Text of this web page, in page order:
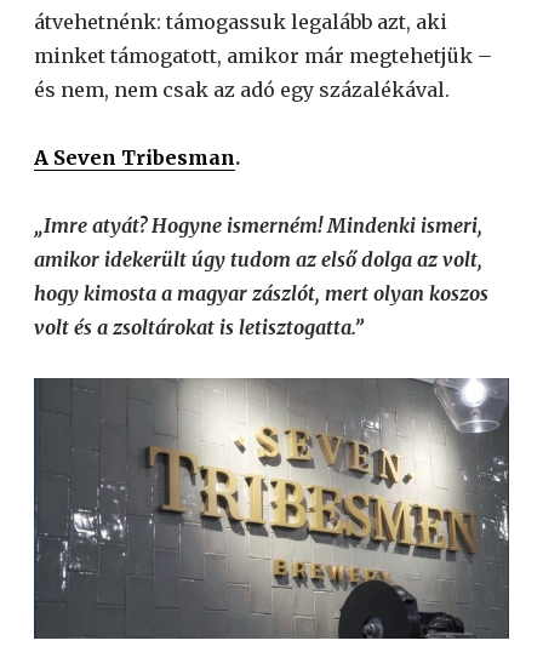
átvehetnénk: támogassuk legalább azt, aki
minket támogatott, amikor már megtehetjük –
és nem, nem csak az adó egy százalékával.
A Seven Tribesman.
„Imre atyát? Hogyne ismerném! Mindenki ismeri,
amikor idekerült úgy tudom az első dolga az volt,
hogy kimosta a magyar zászlót, mert olyan koszos
volt és a zsoltárokat is letisztogatta.”